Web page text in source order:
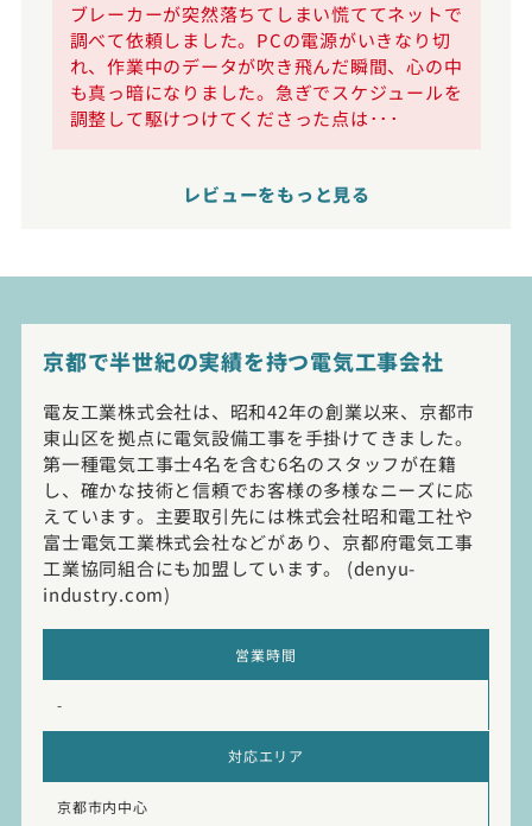
ブレーカーが突然落ちてしまい慌ててネットで
調べて依頼しました。PCの電源がいきなり切
れ、作業中のデータが吹き飛んだ瞬間、心の中
も真っ暗になりました。急ぎでスケジュールを
調整して駆けつけてくださった点は･･･
レビューをもっと見る
京都で半世紀の実績を持つ電気工事会社
電友工業株式会社は、昭和42年の創業以来、京都市
東山区を拠点に電気設備工事を手掛けてきました。
第一種電気工事士4名を含む6名のスタッフが在籍
し、確かな技術と信頼でお客様の多様なニーズに応
えています。主要取引先には株式会社昭和電工社や
富士電気工業株式会社などがあり、京都府電気工事
工業協同組合にも加盟しています。 (denyu-
industry.com)
営業時間
-
対応エリア
京都市内中心